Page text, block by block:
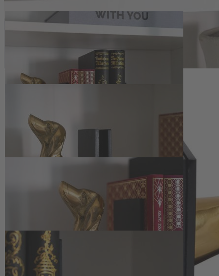
Zum Anfang der Bildergalerie springen
Artikelnr. 140687
Buchstütze Dackel
99,95 €
inkl. MwSt.
Die Buchstütze Dackel aus Aluminium bringt Glanz und Ordnung
ins Regal und setzt Ihre Lieblingsbücher dekorativ in Szene.
Beschreibung
Glänzender Blickfang im Bücherregal
Die Buchstütze Dackel verbindet funktionale Ordnung mit
dekorativer Präsenz im Regal. Auf einem schweren, schwarzen Fuß
ruhen zwei Hälften eines goldfarbenen Dackels, der die Bücher
sicher hält und zugleich als schimmernder Blickfang zwischen
Romanen, Bildbänden und Lieblingslektüre erscheint. Durch die
klare Formgebung und den markanten Kontrast von Schwarz und
Gold fügt sich die Buchstütze harmonisch in unterschiedliche
Einrichtungsstile ein – von klassisch bis modern.